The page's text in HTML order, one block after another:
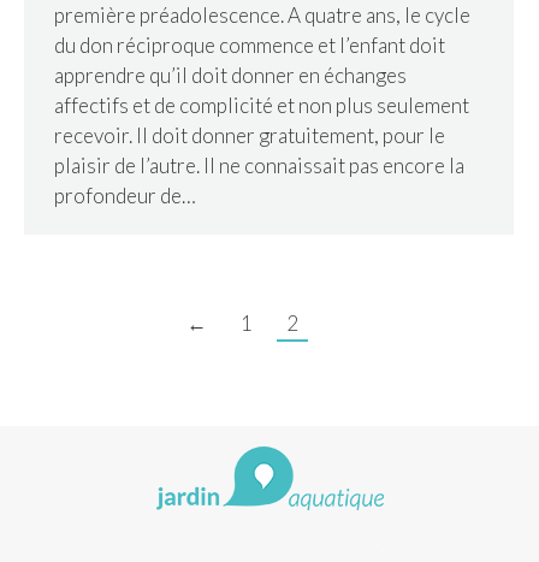
première préadolescence. A quatre ans, le cycle
du don réciproque commence et l’enfant doit
apprendre qu’il doit donner en échanges
affectifs et de complicité et non plus seulement
recevoir. Il doit donner gratuitement, pour le
plaisir de l’autre. Il ne connaissait pas encore la
profondeur de…
← 1 2